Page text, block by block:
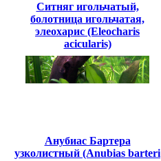
Ситняг игольчатый,
болотница игольчатая,
элеохарис (Eleocharis
acicularis)
Анубиас Бартера
узколистный (Anubias barteri